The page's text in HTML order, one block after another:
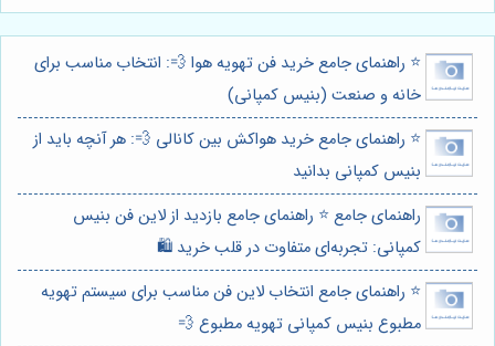
⭐️ راهنمای جامع خرید فن تهویه هوا 💨: انتخاب مناسب برای
خانه و صنعت (بنیس کمپانی)
⭐️ راهنمای جامع خرید هواکش بین کانالی 💨: هر آنچه باید از
بنیس کمپانی بدانید
راهنمای جامع ⭐️ راهنمای جامع بازدید از لاین فن بنیس
کمپانی: تجربه‌ای متفاوت در قلب خرید 🛍️
⭐️ راهنمای جامع انتخاب لاین فن مناسب برای سیستم تهویه
مطبوع بنیس کمپانی تهویه مطبوع 💨